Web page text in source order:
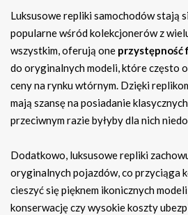
Luksusowe repliki samochodów stają
popularne wśród kolekcjonerów z
wszystkim, oferują one przystępność
do oryginalnych modeli, które często
ceny na rynku wtórnym. Dzięki
mają szansę na posiadanie
przeciwnym razie byłyby dla nich
Dodatkowo, luksusowe repliki
oryginalnych pojazdów, co przyciąga
cieszyć się pięknem ikonicznych
konserwację czy wysokie koszty